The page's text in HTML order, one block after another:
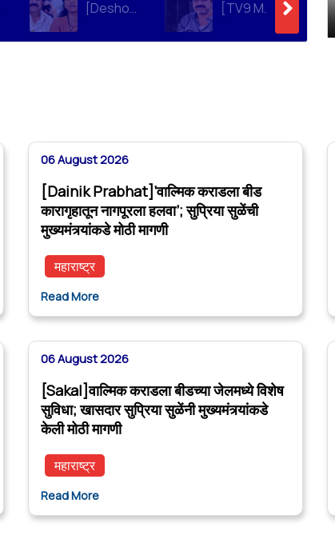
[Deshonnati]वाल्मिक कराडला बीड कारागृहातून नागपूरला हलवणार? सुप्रिया सुळे यांची मुख्यमंत्र्यांकडे मोठी मागणी [TV9 Marathi]मोठी बातमी! वाल्मिक कराडच्या अडचणी वाढल्या? सुप्रिया सुळेंच्या त्या ट्विटने मोठी खळबळ, कराडला आता थेट…
06 August 2026
[Dainik Prabhat]‘वाल्मिक कराडला बीड
कारागृहातून नागपूरला हलवा’; सुप्रिया सुळेंची
मुख्यमंत्र्यांकडे मोठी मागणी
महाराष्ट्र
Read More
06 August 2026
[Sakal]वाल्मिक कराडला बीडच्या जेलमध्ये विशेष
सुविधा; खासदार सुप्रिया सुळेंनी मुख्यमंत्र्यांकडे
केली मोठी मागणी
महाराष्ट्र
Read More